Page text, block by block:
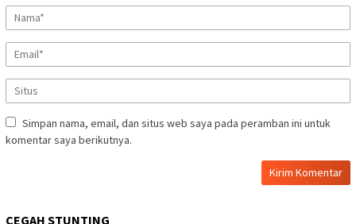
Simpan nama, email, dan situs web saya pada peramban ini untuk
komentar saya berikutnya.
CEGAH STUNTING